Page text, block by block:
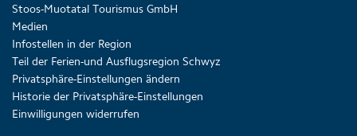
Stoos-Muotatal Tourismus GmbH
Medien
Infostellen in der Region
Teil der Ferien-und Ausflugsregion Schwyz
Privatsphäre-Einstellungen ändern
Historie der Privatsphäre-Einstellungen
Einwilligungen widerrufen